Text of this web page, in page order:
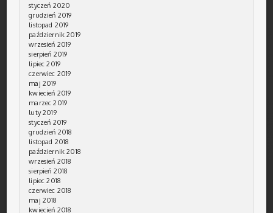
styczeń 2020
grudzień 2019
listopad 2019
październik 2019
wrzesień 2019
sierpień 2019
lipiec 2019
czerwiec 2019
maj 2019
kwiecień 2019
marzec 2019
luty 2019
styczeń 2019
grudzień 2018
listopad 2018
październik 2018
wrzesień 2018
sierpień 2018
lipiec 2018
czerwiec 2018
maj 2018
kwiecień 2018